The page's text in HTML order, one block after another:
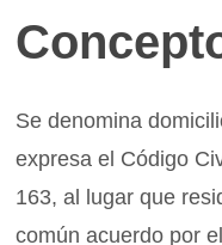
Se denomina
expresa el Código
163, al lugar que
común acuerdo por